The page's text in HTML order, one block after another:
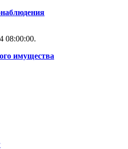
08:00:00.
имущества